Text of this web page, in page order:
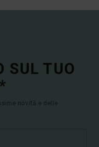
SUL TUO
novità e delle